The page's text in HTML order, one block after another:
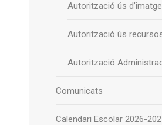
Autorització ús
Autorització ús
Autorització
Comunicats
Calendari Escolar 2026-